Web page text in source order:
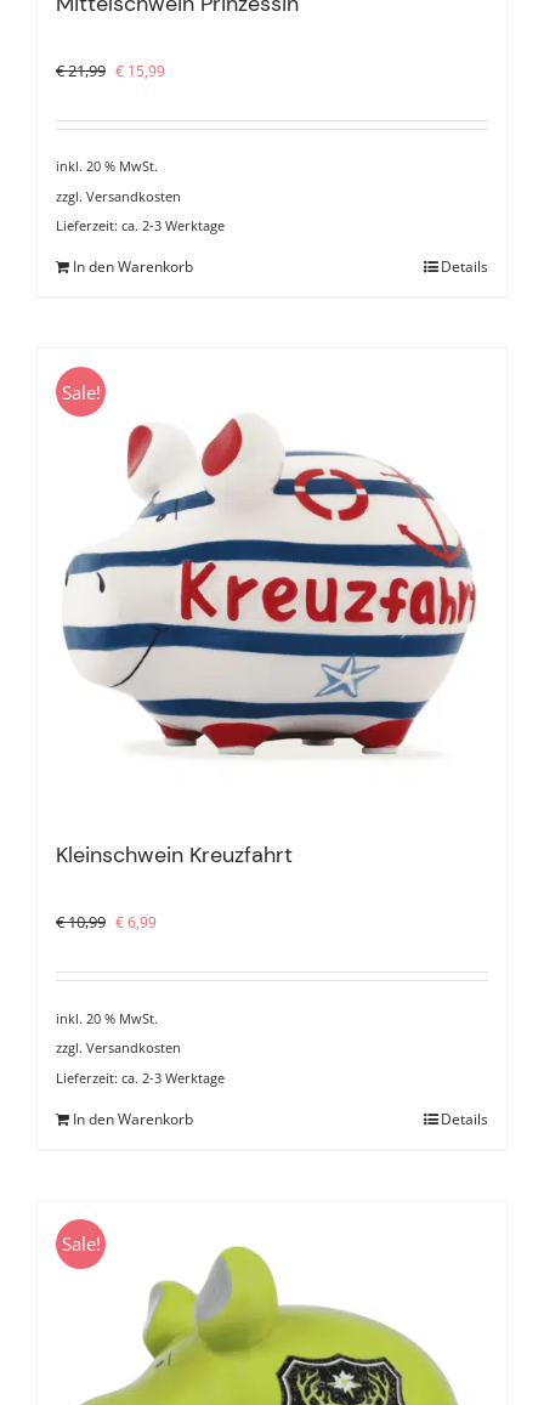
€21,99 Ursprünglicher
war:
€ 15,99Aktueller
ist:
inkl. 20 % MwSt.
zzgl. Versandkosten
Lieferzeit: ca. 2-3 Werktage
In den Warenkorb Details
Sale!
Kleinschwein Kreuzfahrt
€10,99 Ursprünglicher
war:
€6,99Aktueller
ist:
inkl. 20 % MwSt.
zzgl. Versandkosten
Lieferzeit: ca. 2-3 Werktage
In den Warenkorb Details
Sale!